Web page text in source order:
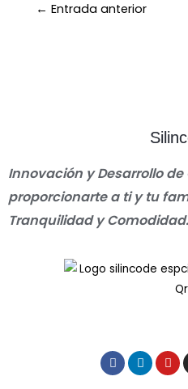
← Entrada anterior
Innovación y Desarrollo
proporcionarte a ti y tu
Tranquilidad y Comodidad.